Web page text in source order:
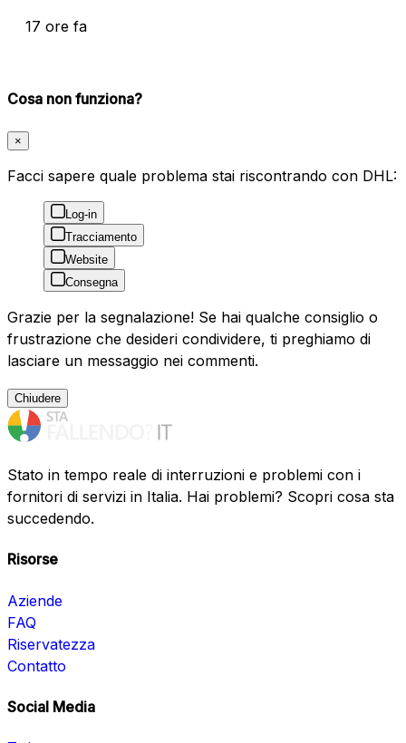
17 ore fa
Cosa non funziona?
×
Facci sapere quale problema stai riscontrando con DHL:
Log-in
Tracciamento
Website
Consegna
Grazie per la segnalazione! Se hai qualche consiglio o
frustrazione che desideri condividere, ti preghiamo di
lasciare un messaggio nei commenti.
Chiudere
Stato in tempo reale di interruzioni e problemi con i
fornitori di servizi in Italia. Hai problemi? Scopri cosa sta
succedendo.
Risorse
Aziende
FAQ
Riservatezza
Contatto
Social Media